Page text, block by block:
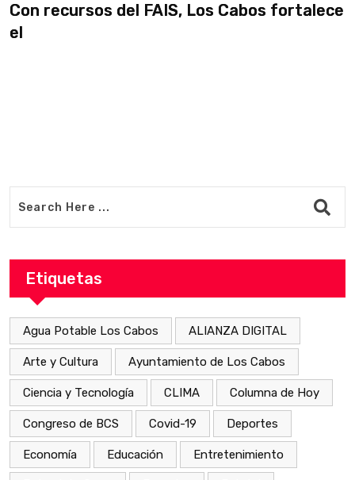
Con recursos del FAIS, Los Cabos fortalece
el
Etiquetas
Agua Potable Los Cabos ALIANZA DIGITAL
Arte y Cultura Ayuntamiento de Los Cabos
Ciencia y Tecnología CLIMA Columna de Hoy
Congreso de BCS Covid-19 Deportes
Economía Educación Entretenimiento